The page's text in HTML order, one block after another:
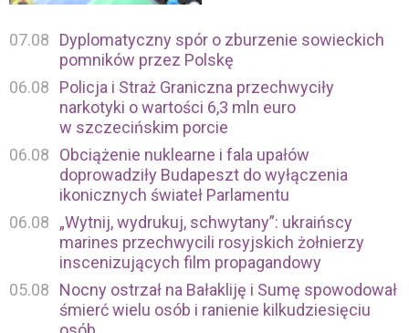
07.08
Dyplomatyczny spór o zburzenie sowieckich
pomników przez Polskę
06.08
Policja i Straż Graniczna przechwyciły
narkotyki o wartości 6,3 mln euro
w szczecińskim porcie
06.08
Obciążenie nuklearne i fala upałów
doprowadziły Budapeszt do wyłączenia
ikonicznych świateł Parlamentu
06.08
„Wytnij, wydrukuj, schwytany”: ukraińscy
marines przechwycili rosyjskich żołnierzy
inscenizujących film propagandowy
05.08
Nocny ostrzał na Bałakliję i Sumę spowodował
śmierć wielu osób i ranienie kilkudziesięciu